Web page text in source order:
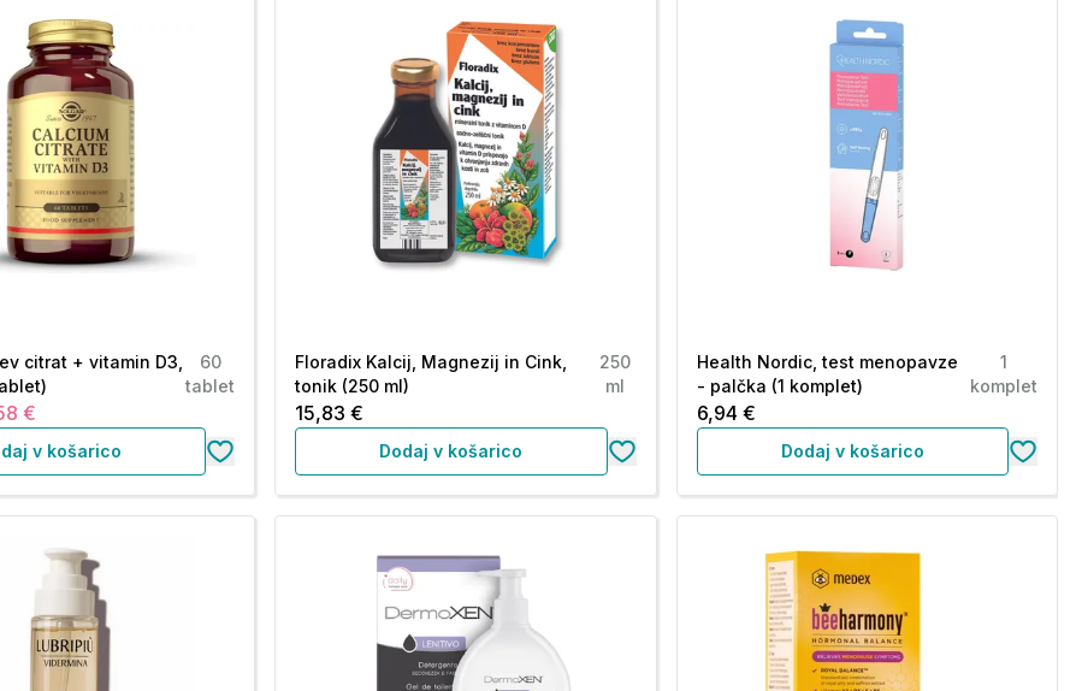
citrat + vitamin D3,
60
tablet
€
v košarico
Floradix Kalcij, Magnezij in Cink,
tonik (250 ml)
250
ml
15,83 €
Dodaj v košarico
Health Nordic, test menopavze
- palčka (1 komplet)
1
komplet
6,94 €
Dodaj v košarico